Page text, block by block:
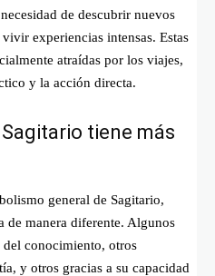
de descubrir nuevos
experiencias intensas. Estas
atraídas por los viajes,
y la acción directa.
tiene más
general de Sagitario,
de manera diferente. Algunos
del conocimiento, otros
y otros gracias a su capacidad